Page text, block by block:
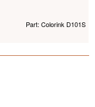
Part: Colorink D101S